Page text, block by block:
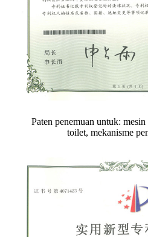
Paten penemuan untuk:
toilet, mekanisme